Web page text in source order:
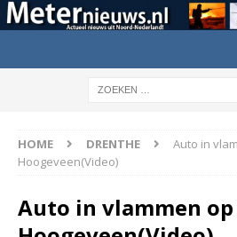
HOME DRENTHE
Auto in
Hoogeveen(Video)
Auto in vlammen